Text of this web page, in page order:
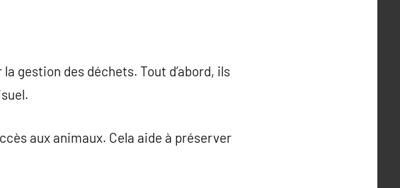
gestion des déchets. Tout d’abord, ils
aux animaux. Cela aide à préserver